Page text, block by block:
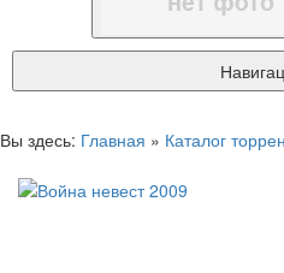
Вы здесь: Главная » Каталог